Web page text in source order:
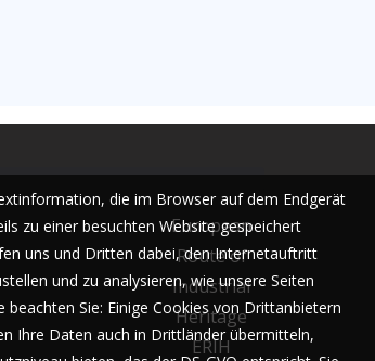
European
Route of
Industrial
Heritage
ERIH
die im Browser auf dem Endgerät
zu einer besuchten Website gespeichert
uns und Dritten dabei, den Internetauftritt
und zu analysieren, wie unsere Seiten
Sie: Einige Cookies von Drittanbietern
Ihre Daten auch in Drittländer übermitteln,